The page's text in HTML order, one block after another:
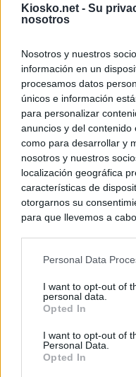
Kiosko.net - Su
nosotros
Nosotros y nuestros
información en un
procesamos datos
únicos e información
para personalizar
anuncios y del
como para desarrollar y
nosotros y nuestros
localización geográfica
características de
otorgarnos su
para que llevemos a
negar su
de su consentimiento,
rechazar tal
cualquier momento
visitando nuestra política
Personal Data
I want to opt-out of
personal data.
Opted In
I want to opt-out of
Personal Data.
Opted In